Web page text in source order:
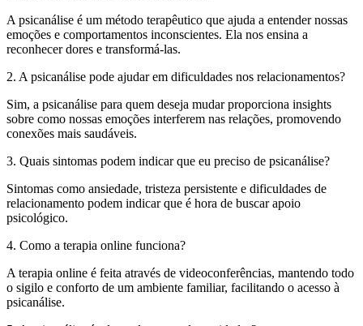
A psicanálise é um método terapêutico que ajuda a entender nossas
emoções e comportamentos inconscientes. Ela nos ensina a
reconhecer dores e transformá-las.
2. A psicanálise pode ajudar em dificuldades nos relacionamentos?
Sim, a psicanálise para quem deseja mudar proporciona insights
sobre como nossas emoções interferem nas relações, promovendo
conexões mais saudáveis.
3. Quais sintomas podem indicar que eu preciso de psicanálise?
Sintomas como ansiedade, tristeza persistente e dificuldades de
relacionamento podem indicar que é hora de buscar apoio
psicológico.
4. Como a terapia online funciona?
A terapia online é feita através de videoconferências, mantendo todo
o sigilo e conforto de um ambiente familiar, facilitando o acesso à
psicanálise.